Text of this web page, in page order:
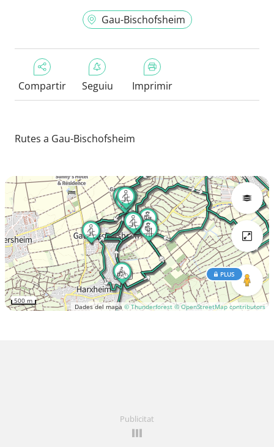
Gau-Bischofsheim
Compartir Seguiu Imprimir
Rutes a Gau-Bischofsheim
Dades del mapa © Thunderforest © OpenStreetMap contributors
PLUS
500 m
Publicitat